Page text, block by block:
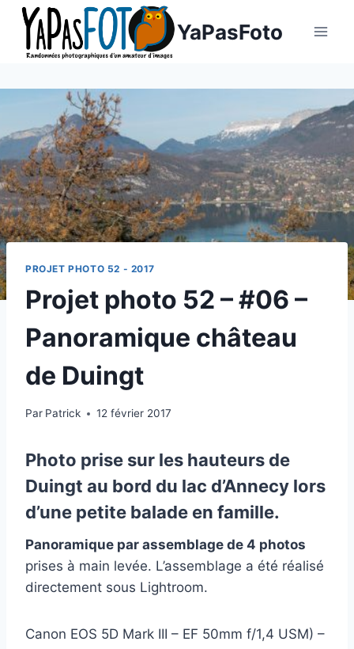
Aller
contenu
YaPasFoto
PROJET PHOTO 52 - 2017
Projet photo 52 – #06 –
Panoramique château
de Duingt
Par Patrick 12 février 2017
Photo prise sur les hauteurs de
Duingt au bord du lac d’Annecy lors
d’une petite balade en famille.
Panoramique par assemblage de 4 photos
prises à main levée. L’assemblage a été réalisé
directement sous Lightroom.
Canon EOS 5D Mark III – EF 50mm f/1,4 USM) –